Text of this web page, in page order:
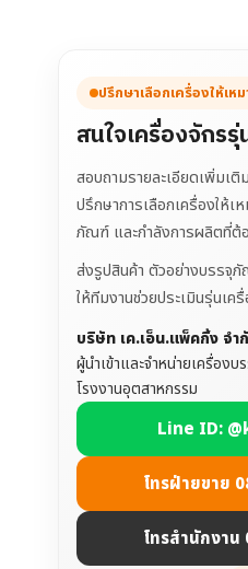
ปรึกษาเลือกเครื่องให้เ
สนใจเครื่องจักร
สอบถามรายละเอียดเพิ่มเติ
ปรึกษาการเลือกเครื่องให้เ
ภัณฑ์ และกำลังการผลิตที่ต้
ส่งรูปสินค้า ตัวอย่างบรรจุ
ให้ทีมงานช่วยประเมินรุ่นเค
บริษัท เค.เอ็น.แพ็คกิ้ง จำ
ผู้นำเข้าและจำหน่ายเครื่อง
โรงงานอุตสาหกรรม
Line ID:
โทรฝ่ายขาย
โทรสำนักงา